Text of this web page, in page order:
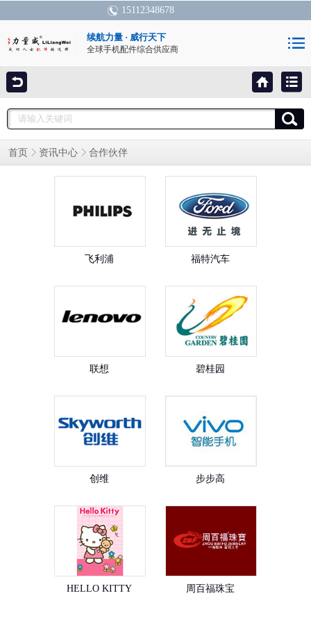
15112348678
续航力量 · 威行天下
全球手机配件综合供应商
首页 资讯中心 合作伙伴
飞利浦 福特汽车
联想 碧桂园
创维 步步高
HELLO KITTY 周百福珠宝